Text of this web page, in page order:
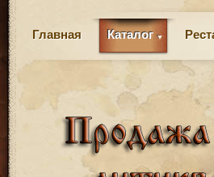
Главная Каталог